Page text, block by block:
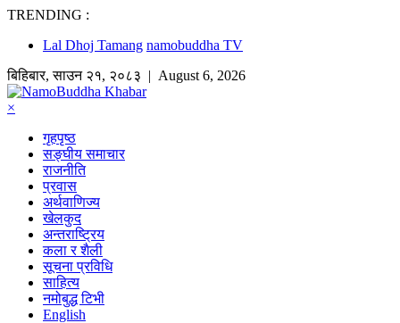
TRENDING :
Lal Dhoj Tamang namobuddha TV
बिहिबार,साउन २१, २०८३ | August 6, 2026
×
गृहपृष्ठ
सङ्घीय समाचार
राजनीति
प्रवास
अर्थवाणिज्य
खेलकुद
अन्तराष्ट्रिय
कला र शैली
सूचना प्रविधि
साहित्य
नमोबुद्ध टिभी
English